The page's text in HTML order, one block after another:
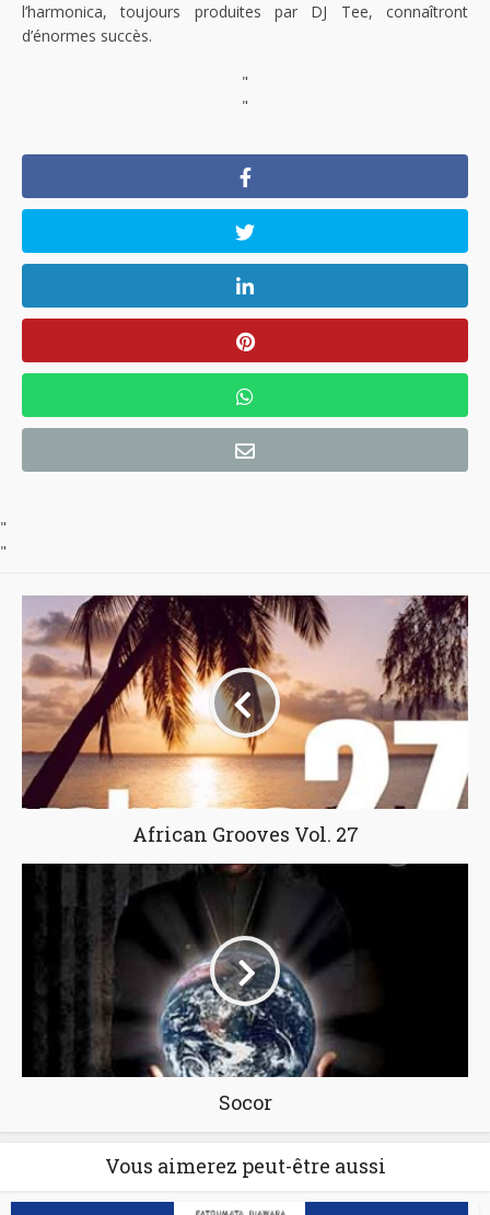
l’harmonica, toujours produites par DJ Tee, connaîtront
d’énormes succès.
"
"
"
"
African Grooves Vol. 27
Socor
Vous aimerez peut-être aussi